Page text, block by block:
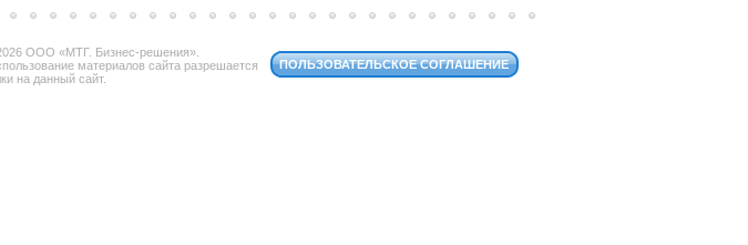
ООО «МТГ. Бизнес-решения».
материалов сайта разрешается
на данный сайт.
ПОЛЬЗОВАТЕЛЬСКОЕ СОГЛАШЕНИЕ